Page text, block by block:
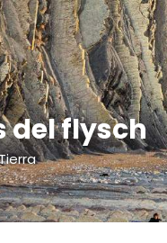
del flysch